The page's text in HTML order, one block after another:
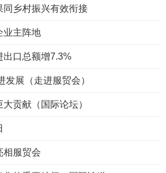
同乡村振兴有效衔接
业主阵地
出口总额增7.3%
展（走进服贸会）
贡献（国际论坛）
相服贸会